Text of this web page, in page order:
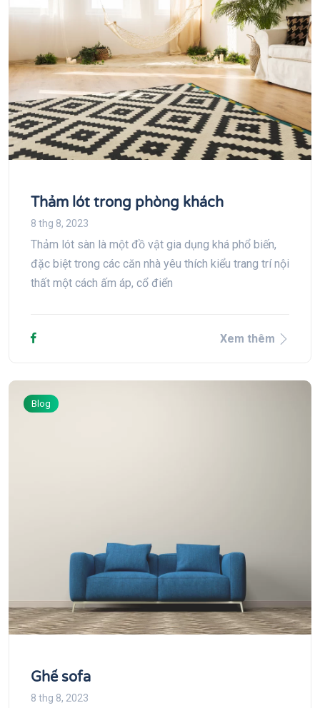
Thảm lót trong phòng khách
8 thg 8, 2023
Thảm lót sàn là một đồ vật gia dụng khá phổ biến,
đặc biệt trong các căn nhà yêu thích kiểu trang trí nội
thất một cách ấm áp, cổ điển
Xem thêm
Blog
Ghế sofa
8 thg 8, 2023